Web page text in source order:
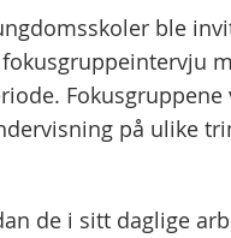
ble
Fokusgruppene
på ulike
de i sitt daglige